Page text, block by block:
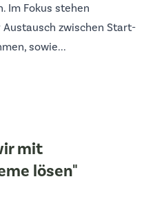
Im Fokus stehen
zwischen Start-
sowie...
mit
lösen"